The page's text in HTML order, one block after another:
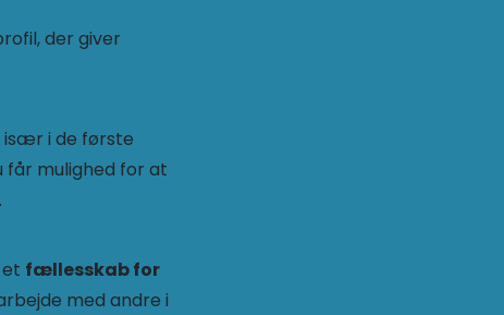
der giver
især i de første
får mulighed for at
fællesskab for
med andre i